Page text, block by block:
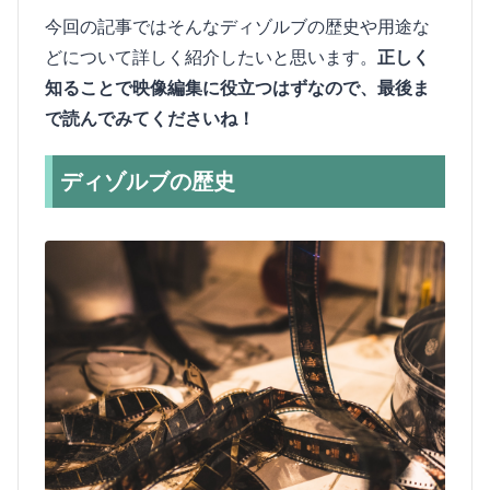
今回の記事ではそんなディゾルブの歴史や用途な
どについて詳しく紹介したいと思います。 正しく
知ることで映像編集に役立つはずなので、最後ま
で読んでみてくださいね！
ディゾルブの歴史